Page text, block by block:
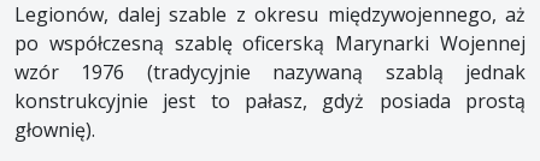
Legionów, dalej szable z okresu międzywojennego, aż
po współczesną szablę oficerską Marynarki Wojennej
wzór 1976 (tradycyjnie nazywaną szablą jednak
konstrukcyjnie jest to pałasz, gdyż posiada prostą
głownię).